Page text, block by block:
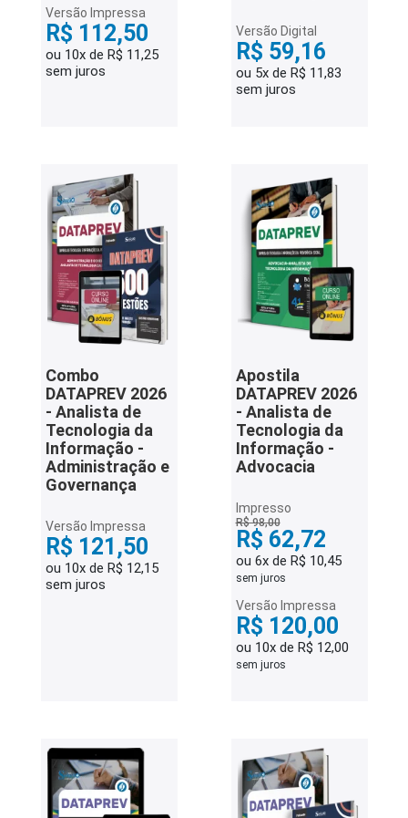
Versão Impressa
R$ 112,50
ou 10x de R$ 11,25
sem juros
Versão Digital
R$ 59,16
ou 5x de R$ 11,83
sem juros
Combo
DATAPREV 2026
- Analista de
Tecnologia da
Informação -
Administração e
Governança
Versão Impressa
R$ 121,50
ou 10x de R$ 12,15
sem juros
Apostila
DATAPREV 2026
- Analista de
Tecnologia da
Informação -
Advocacia
Impresso
R$ 98,00
R$ 62,72
ou 6x de R$ 10,45
sem juros
Versão Impressa
R$ 120,00
ou 10x de R$ 12,00
sem juros